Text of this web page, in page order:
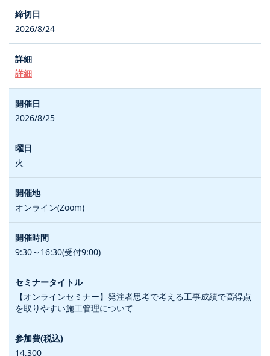
2026/8/24
詳細
2026/8/25
火
オンライン(Zoom)
9:30～16:30(受付9:00)
【オンラインセミナー】発注者思考で考える工事成績で高得点
を取りやすい施工管理について
14,300